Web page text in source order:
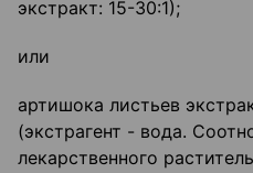
экстракт: 15-30:1);
или
артишока листьев
(экстрагент - вода.
лекарственного